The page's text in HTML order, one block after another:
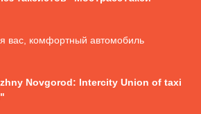
вас, комфортный автомобиль
Novgorod: Intercity Union of taxi